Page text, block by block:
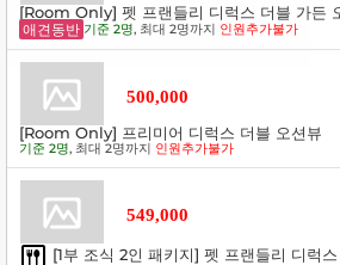
[Room Only] 펫 프랜들리 디럭스 더블 가든
애견동반 기준 2명, 최대 2명까지 인원추가불가
500,000
[Room Only] 프리미어 디럭스 더블 오션뷰
기준 2명, 최대 2명까지 인원추가불가
549,000
[1부 조식 2인 패키지] 펫 프랜들리 디럭